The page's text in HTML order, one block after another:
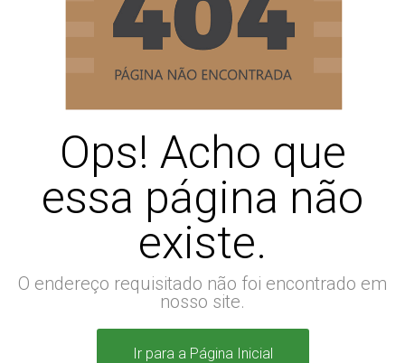
Ops! Acho que
essa página não
existe.
O endereço requisitado não foi encontrado em
nosso site.
Ir para a Página Inicial